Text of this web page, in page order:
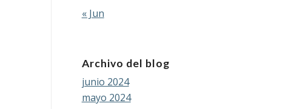
« Jun
Archivo del blog
junio 2024
mayo 2024